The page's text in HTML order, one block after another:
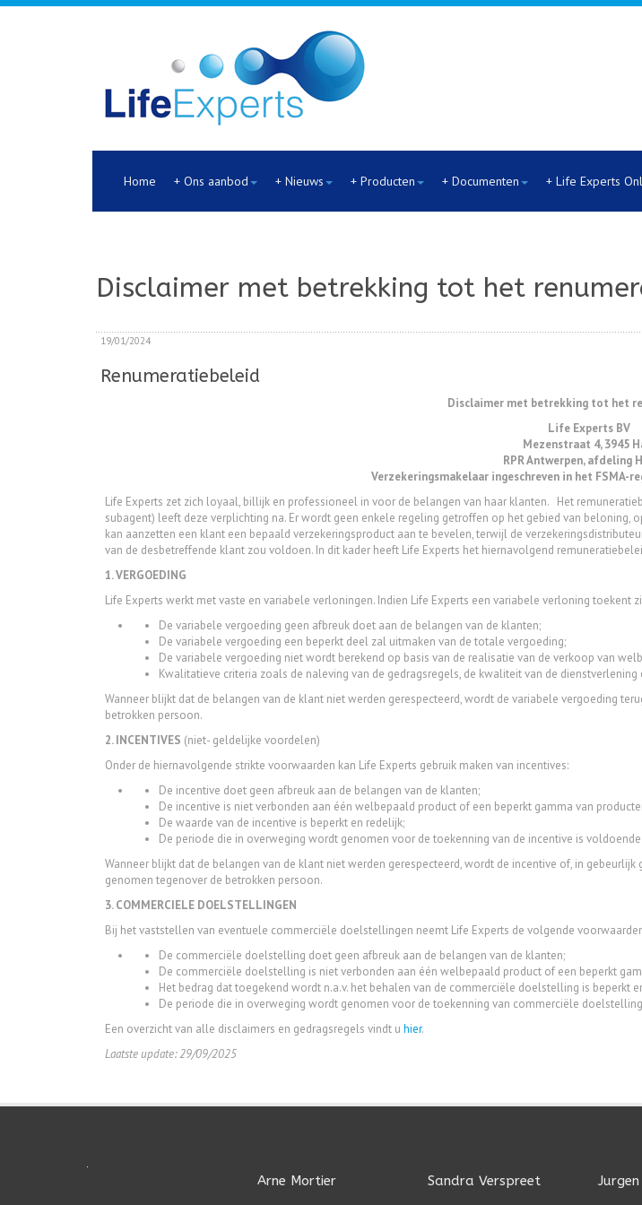
Home + Ons aanbod + Nieuws + Producten + Documenten + Life Experts
Disclaimer met betrekking tot het
19/01/2024
Renumeratiebeleid
Disclaimer met betrekking tot het
Life Experts BV
Mezenstraat 4, 3945
RPR Antwerpen, afdeling
Verzekeringsmakelaar ingeschreven in het FSMA-
Life Experts zet zich loyaal, billijk en professioneel in voor de belangen van haar klanten. Het
subagent) leeft deze verplichting na. Er wordt geen enkele regeling getroffen op het gebied van
kan aanzetten een klant een bepaald verzekeringsproduct aan te bevelen, terwijl de
van de desbetreffende klant zou voldoen. In dit kader heeft Life Experts het hiernavolgend
1. VERGOEDING
Life Experts werkt met vaste en variabele verloningen. Indien Life Experts een variabele verloning toekent
De variabele vergoeding geen afbreuk doet aan de belangen van de klanten;
De variabele vergoeding een beperkt deel zal uitmaken van de totale vergoeding;
De variabele vergoeding niet wordt berekend op basis van de realisatie van de verkoop van
Kwalitatieve criteria zoals de naleving van de gedragsregels, de kwaliteit van de
Wanneer blijkt dat de belangen van de klant niet werden gerespecteerd, wordt de variabele vergoeding
betrokken persoon.
2. INCENTIVES (niet- geldelijke voordelen)
Onder de hiernavolgende strikte voorwaarden kan Life Experts gebruik maken van incentives:
De incentive doet geen afbreuk aan de belangen van de klanten;
De incentive is niet verbonden aan één welbepaald product of een beperkt gamma van
De waarde van de incentive is beperkt en redelijk;
De periode die in overweging wordt genomen voor de toekenning van de incentive is
Wanneer blijkt dat de belangen van de klant niet werden gerespecteerd, wordt de incentive of, in
genomen tegenover de betrokken persoon.
3. COMMERCIELE DOELSTELLINGEN
Bij het vaststellen van eventuele commerciële doelstellingen neemt Life Experts de volgende
De commerciële doelstelling doet geen afbreuk aan de belangen van de klanten;
De commerciële doelstelling is niet verbonden aan één welbepaald product of een beperkt
Het bedrag dat toegekend wordt n.a.v. het behalen van de commerciële doelstelling is beperkt
De periode die in overweging wordt genomen voor de toekenning van commerciële
Een overzicht van alle disclaimers en gedragsregels vindt u hier.
Laatste update: 29/09/2025
Arne Mortier Sandra Verspreet